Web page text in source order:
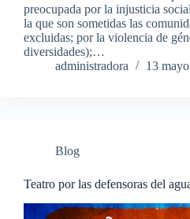
preocupada por la injusticia
la que son sometidas las
excluidas; por la violencia de
diversidades);…
administradora
13
Blog
Teatro por las defensoras del